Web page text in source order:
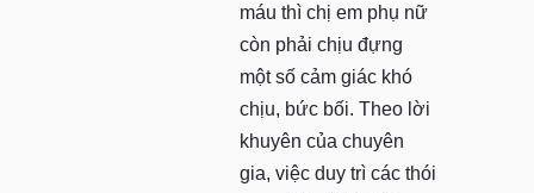
máu thì chị em phụ nữ
còn phải chịu đựng
một số cảm giác khó
chịu, bức bối. Theo lời
khuyên của chuyên
gia, việc duy trì các thói